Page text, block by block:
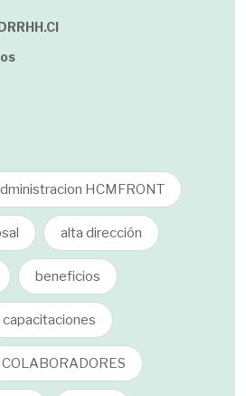
HCMFRONT
alta dirección
beneficios
capacitaciones
COLABORADORES